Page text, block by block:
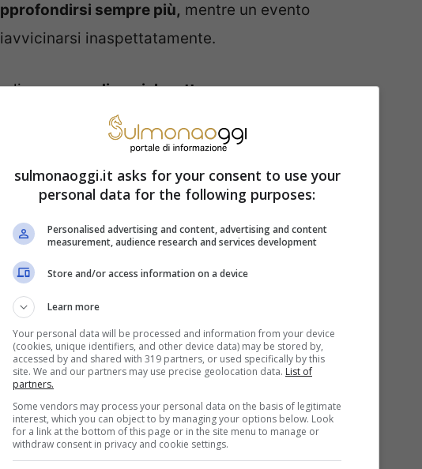
sempre più, mentre un evento
inaspettatamente.
nuove dinamiche attraverso
legato a Marika.
alimentano ulteriormente l’interesse
dal pubblico italiano.
spoiler
che metterà in allarme Ferri
prossime puntate.
a evolversi con il dottore pronto a
bisogno. Infine, Damiano farà una
ulteriormente interesse alla trama già
sulmonaoggi.it asks for your consent to use your
personal data for the following purposes:
Personalised advertising and content, advertising and content
measurement, audience research and services development
Store and/or access information on a device
Learn more
Your personal data will be processed and information from your device
(cookies, unique identifiers, and other device data) may be stored by,
accessed by and shared with 319 partners, or used specifically by this
site. We and our partners may use precise geolocation data. List of
partners.
Some vendors may process your personal data on the basis of legitimate
interest, which you can object to by managing your options below. Look
for a link at the bottom of this page or in the site menu to manage or
withdraw consent in privacy and cookie settings.